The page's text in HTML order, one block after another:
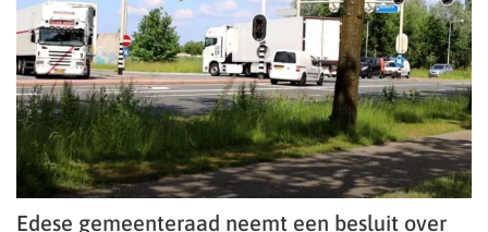
Edese gemeenteraad neemt een besluit over